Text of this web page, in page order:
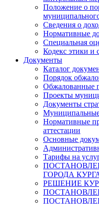
Положение о
Сведения о
Нормативные
Специальная
Кодекс этики и
Документы
Каталог
Порядок
Обжалованные
Проекты
Документы
Нормативные
аттестации
Основные
Тарифы на
ГОРОДА
РЕШЕНИЕ